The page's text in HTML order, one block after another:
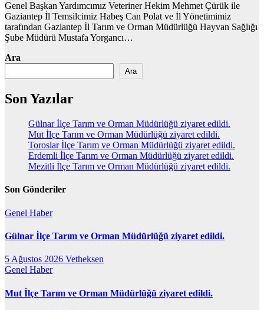
Genel Başkan Yardımcımız Veteriner Hekim Mehmet Çürük ile
Gaziantep İl Temsilcimiz Habeş Can Polat ve İl Yönetimimiz
tarafından Gaziantep İl Tarım ve Orman Müdürlüğü Hayvan Sağlığı
Şube Müdürü Mustafa Yorgancı…
Ara
Ara
Son Yazılar
Gülnar İlçe Tarım ve Orman Müdürlüğü ziyaret edildi.
Mut İlçe Tarım ve Orman Müdürlüğü ziyaret edildi.
Toroslar İlçe Tarım ve Orman Müdürlüğü ziyaret edildi.
Erdemli İlçe Tarım ve Orman Müdürlüğü ziyaret edildi.
Mezitli İlçe Tarım ve Orman Müdürlüğü ziyaret edildi.
Son Gönderiler
Genel Haber
Gülnar İlçe Tarım ve Orman Müdürlüğü ziyaret edildi.
5 Ağustos 2026 Vetheksen
Genel Haber
Mut İlçe Tarım ve Orman Müdürlüğü ziyaret edildi.